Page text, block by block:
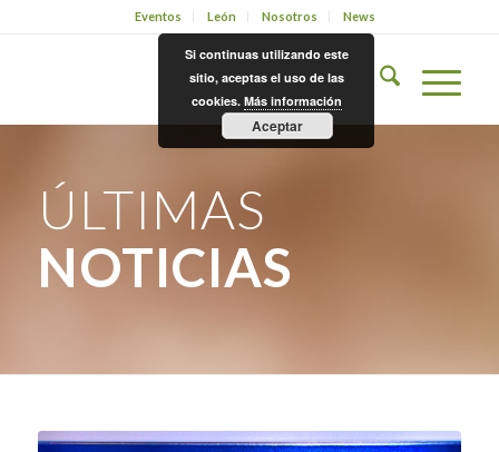
Eventos León Nosotros News
ÚLTIMAS
NOTICIAS
Si continuas utilizando este
sitio, aceptas el uso de las
cookies. Más información
Aceptar